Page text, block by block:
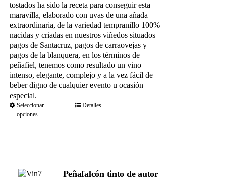
tostados ha sido la receta para conseguir esta
maravilla, elaborado con uvas de una añada
extraordinaria, de la variedad tempranillo 100%
nacidas y criadas en nuestros viñedos situados
pagos de Santacruz, pagos de carraovejas y
pagos de la blanquera, en los términos de
peñafiel, tenemos como resultado un vino
intenso, elegante, complejo y a la vez fácil de
beber digno de cualquier evento u ocasión
especial.
Seleccionar
opciones
Detalles
Peñafalcón tinto de autor